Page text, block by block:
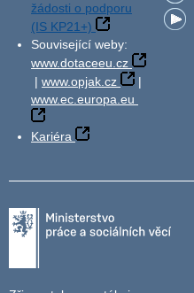
žádosti o podporu
(IS KP21+)
Související weby:
www.dotaceeu.cz
| www.opjak.cz
|
www.ec.europa.eu
Kariéra